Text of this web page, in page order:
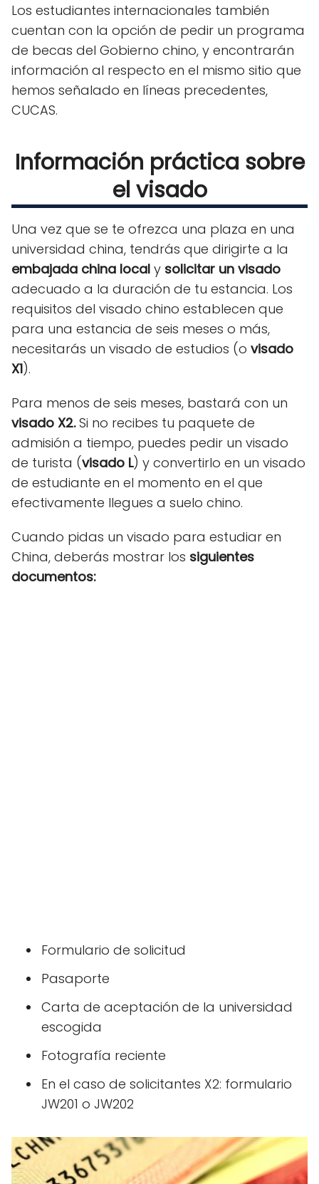
Los estudiantes internacionales también
cuentan con la opción de pedir un programa
de becas del Gobierno chino, y encontrarán
información al respecto en el mismo sitio que
hemos señalado en líneas precedentes,
CUCAS.
Información práctica sobre
el visado
Una vez que se te ofrezca una plaza en una
universidad china, tendrás que dirigirte a la
embajada china local y solicitar un visado
adecuado a la duración de tu estancia. Los
requisitos del visado chino establecen que
para una estancia de seis meses o más,
necesitarás un visado de estudios (o visado
X1).
Para menos de seis meses, bastará con un
visado X2.Si no recibes tu paquete de
admisión a tiempo, puedes pedir un visado
de turista (visado L) y convertirlo en un visado
de estudiante en el momento en el que
efectivamente llegues a suelo chino.
Cuando pidas un visado para estudiar en
China, deberás mostrar los siguientes
documentos:
Formulario de solicitud
Pasaporte
Carta de aceptación de la universidad
escogida
Fotografía reciente
En el caso de solicitantes X2: formulario
JW201 o JW202